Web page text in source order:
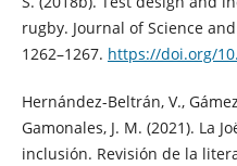
rugby. Journal of Science
1262–1267. https://doi.org/
Hernández-Beltrán, V.,
Gamonales, J. M. (2021). La
inclusión. Revisión de la